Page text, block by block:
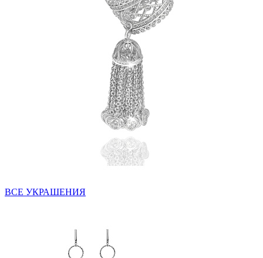
ВСЕ УКРАШЕНИЯ